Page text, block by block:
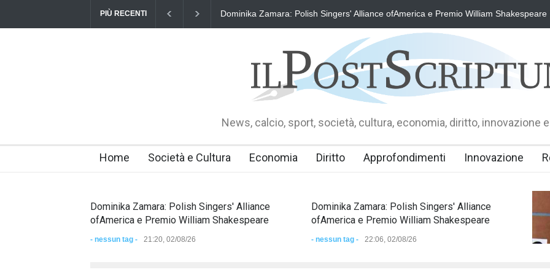
PIÙ RECENTI Dominika Zamara: Polish Singers' Alliance ofAmerica e Premio William Shakespeare
News, calcio, sport, società, cultura, economia, diritto, innovazione
Home Società e Cultura Economia Diritto Approfondimenti Innovazione
Dominika Zamara: Polish Singers' Alliance
ofAmerica e Premio William Shakespeare
- nessun tag - 21:20, 02/08/26
Dominika Zamara: Polish Singers' Alliance
ofAmerica e Premio William Shakespeare
- nessun tag - 22:06, 02/08/26